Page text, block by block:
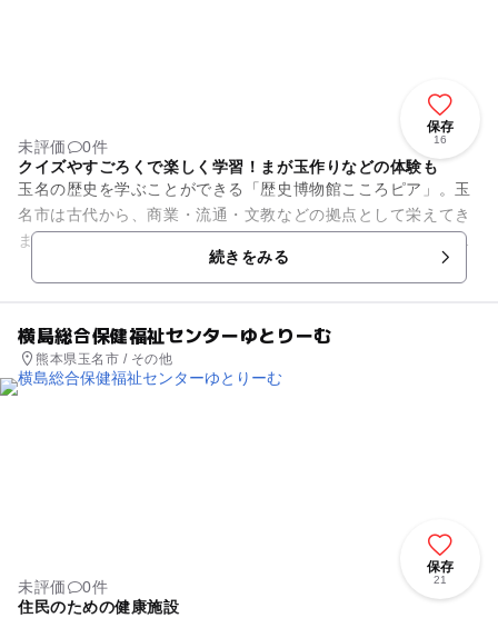
保存
16
未評価
0件
クイズやすごろくで楽しく学習！まが玉作りなどの体験も
玉名の歴史を学ぶことができる「歴史博物館こころピア」。玉
名市は古代から、商業・流通・文教などの拠点として栄えてき
ました。常設展示では『菊池川とともに発展してきた玉名の歴
史』をメインテーマに「日置...続きをみる
横島総合保健福祉センターゆとりーむ
熊本県玉名市 / その他
保存
21
未評価
0件
住民のための健康施設